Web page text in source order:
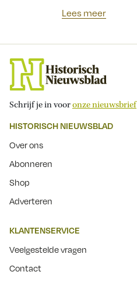
Lees meer
Schrijf je in vooronze nieuwsbrief
HISTORISCH NIEUWSBLAD
Over ons
Abonneren
Shop
Adverteren
KLANTENSERVICE
Veelgestelde vragen
Contact